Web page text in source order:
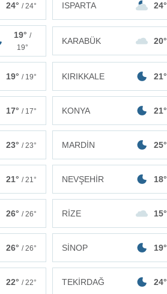
24° / 24° ISPARTA 24°
19°/
19°
KARABÜK 20°
19° / 19° KIRIKKALE 21°
17° / 17° KONYA 21°
23° / 23° MARDİN 25°
21° / 21° NEVŞEHİR 18°
26° / 26° RİZE 15°
26° / 26° SİNOP 19°
22° / 22° TEKİRDAĞ 24°